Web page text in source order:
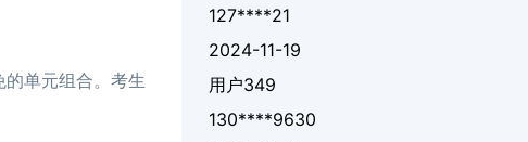
单元组合。考生
127****21
2024-11-19
用户349
130****9630